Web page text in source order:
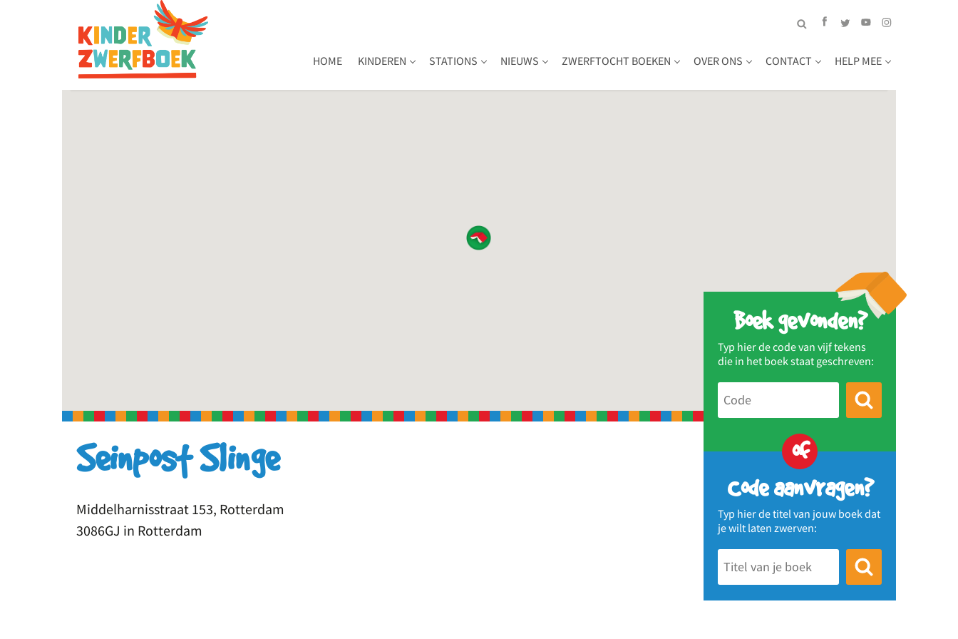
HOME KINDEREN STATIONS NIEUWS ZWERFTOCHT BOEKEN OVER ONS CONTACT HELP MEE
Boek gevonden?
Typ hier de code van vijf tekens
die in het boek staat geschreven:
of
Code aanvragen?
Typ hier de titel van jouw boek dat
je wilt laten zwerven:
Seinpost Slinge
Middelharnisstraat 153, Rotterdam
3086GJ in Rotterdam